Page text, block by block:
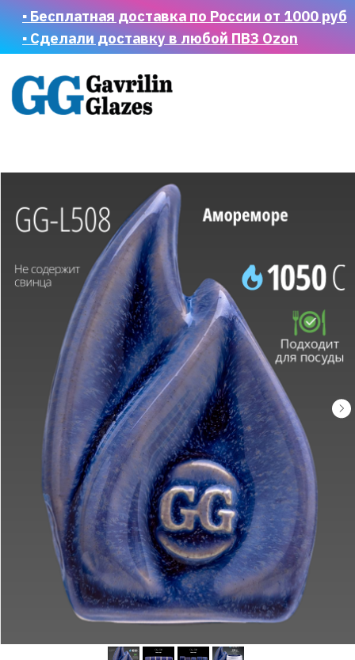
▪ Бесплатная доставка по России от 1000 руб
▪ Сделали доставку в любой ПВЗ Ozon